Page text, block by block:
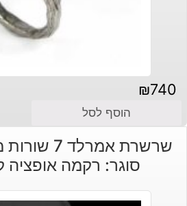
₪740
הוסף לסל
סוגר: רקמה אופציה